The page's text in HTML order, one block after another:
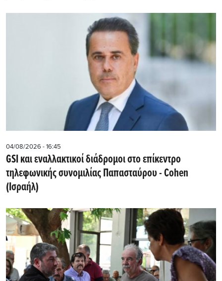
04/08/2026 - 16:45
GSI και εναλλακτικοί διάδρομοι στο επίκεντρο
τηλεφωνικής συνομιλίας Παπασταύρου - Cohen
(Ισραήλ)